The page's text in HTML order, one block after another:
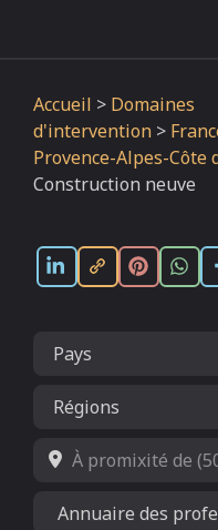
Accueil > Domaines
d'intervention >
Provence-Alpes-Côte
Construction neuve
À promixité de (50
Select search type